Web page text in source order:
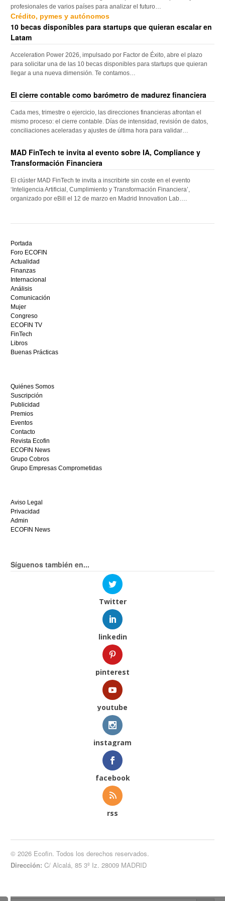
profesionales de varios países para analizar el futuro…
Crédito, pymes y autónomos
10 becas disponibles para startups que quieran escalar en
Latam
Acceleration Power 2026, impulsado por Factor de Éxito, abre el plazo
para solicitar una de las 10 becas disponibles para startups que quieran
llegar a una nueva dimensión. Te contamos…
El cierre contable como barómetro de madurez financiera
Cada mes, trimestre o ejercicio, las direcciones financieras afrontan el
mismo proceso: el cierre contable. Días de intensidad, revisión de datos,
conciliaciones aceleradas y ajustes de última hora para validar…
MAD FinTech te invita al evento sobre IA, Compliance y
Transformación Financiera
El clúster MAD FinTech te invita a inscribirte sin coste en el evento
‘Inteligencia Artificial, Cumplimiento y Transformación Financiera’,
organizado por eBill el 12 de marzo en Madrid Innovation Lab….
mejor
bono
sin
depósito
casino
en
España,
visita
este
sitio
restaurantedonmauro.es
y
ganar
hoy
mismo.
Portada
Foro ECOFIN
Actualidad
Finanzas
Internacional
Análisis
Comunicación
Mujer
Congreso
ECOFIN TV
FinTech
Libros
Buenas Prácticas
Quiénes Somos
Suscripción
Publicidad
Premios
Eventos
Contacto
Revista Ecofin
ECOFIN News
Grupo Cobros
Grupo Empresas Comprometidas
Aviso Legal
Privacidad
Admin
ECOFIN News
Síguenos también en...
Twitter
linkedin
pinterest
youtube
instagram
facebook
rss
© 2026 Ecofin. Todos los derechos reservados.
Dirección: C/ Alcalá, 85 3º Iz. 28009 MADRID
Botón de búsqueda